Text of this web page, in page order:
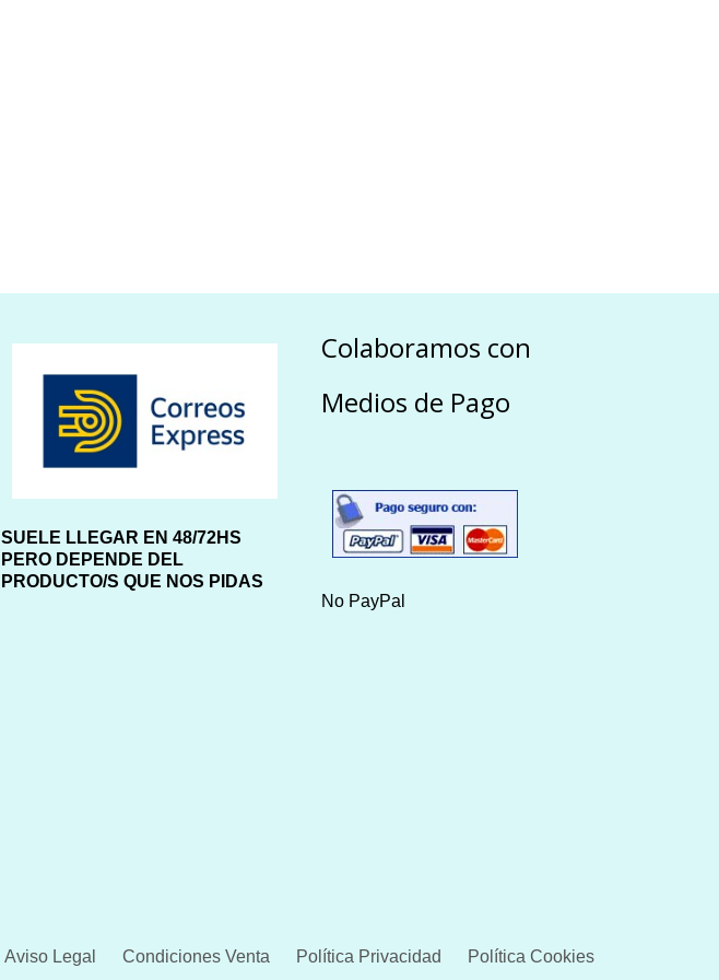
SUELE LLEGAR EN 48/72HS
PERO DEPENDE DEL
PRODUCTO/S QUE NOS PIDAS
Colaboramos con
Medios de Pago
No PayPal
Aviso Legal Condiciones Venta Política Privacidad Política Cookies